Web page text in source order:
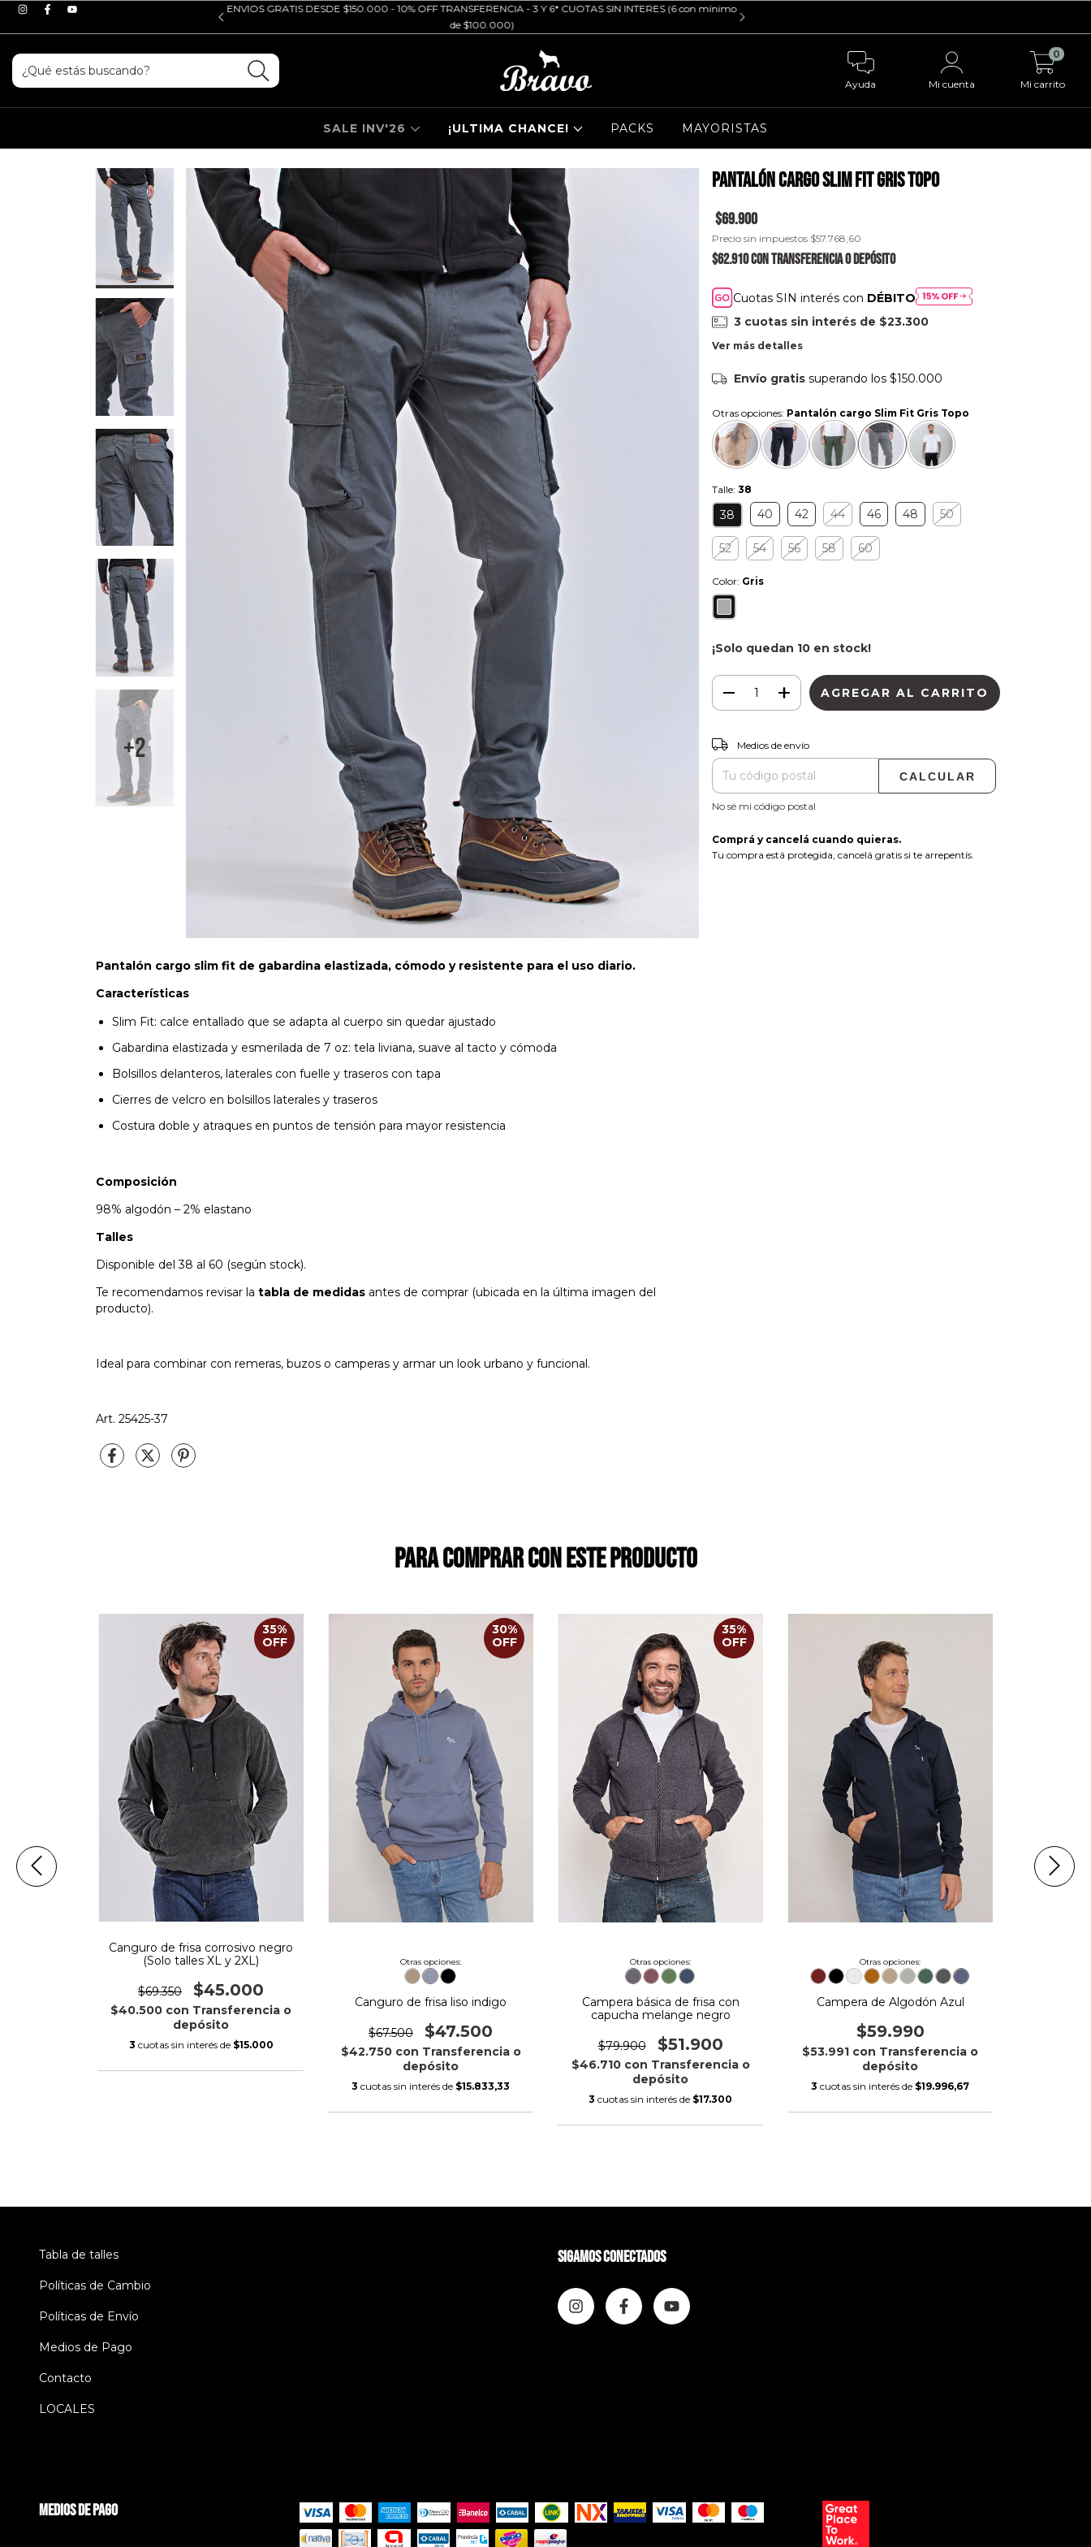
ENVIOS GRATIS DESDE $150.000 - 10% OFF TRANSFERENCIA - 3 Y 6* CUOTAS SIN INTERES (6 con mínimo
Ayuda Mi cuenta Mi carrito
0
SALE INV'26 ¡ULTIMA CHANCE! PACKS MAYORISTAS
+2
Pantalón cargo slim fit de gabardina elastizada, cómodo y resistente para el uso diario.
Características
Slim Fit: calce entallado que se adapta al cuerpo sin quedar ajustado
Gabardina elastizada y esmerilada de 7 oz: tela liviana, suave al tacto y cómoda
Bolsillos delanteros, laterales con fuelle y traseros con tapa
Cierres de velcro en bolsillos laterales y traseros
Costura doble y atraques en puntos de tensión para mayor resistencia
Composición
98% algodón – 2% elastano
Talles
Disponible del 38 al 60 (según stock).
Te recomendamos revisar la tabla de medidas antes de comprar (ubicada en la última imagen del
producto).
Ideal para combinar con remeras, buzos o camperas y armar un look urbano y funcional.
Art. 25425-37
Pantalón cargo Slim Fit Gris Topo
$69.900
Precio sin impuestos $57.768,60
$62.910con Transferencia o depósito
Cuotas SIN interés con DÉBITO
3 cuotas sin interés de $23.300
Ver más detalles
Envío gratis superando los $150.000
Otras opciones: Pantalón cargo Slim Fit Gris Topo
Talle: 38
38 40 42 44 46 48 50
52 54 56 58 60
Color: Gris
¡Solo quedan 10 en stock!
Entregas para el CP:
Medios de envío
CALCULAR
No sé mi código postal
Comprá y cancelá cuando quieras.
Tu compra está protegida, cancelá gratis si te arrepentís.
Para comprar con este producto
35%
OFF
Canguro de frisa corrosivo negro
(Solo talles XL y 2XL)
$69.350 $45.000
$40.500 con Transferencia o
depósito
3 cuotas sin interés de $15.000
30%
OFF
Otras opciones:
Canguro de frisa liso indigo
$67.500 $47.500
$42.750 con Transferencia o
depósito
3 cuotas sin interés de $15.833,33
35%
OFF
Otras opciones:
Campera básica de frisa con
capucha melange negro
$79.900 $51.900
$46.710 con Transferencia o
depósito
3 cuotas sin interés de $17.300
Otras opciones:
Campera de Algodón Azul
$59.990
$53.991 con Transferencia o
depósito
3 cuotas sin interés de $19.996,67
Tabla de talles
Políticas de Cambio
Políticas de Envío
Medios de Pago
Contacto
LOCALES
Sigamos conectados
Medios de pago